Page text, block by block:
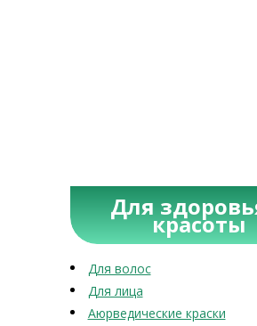
Для
красоты
Для волос
Для лица
Аюрведические краски